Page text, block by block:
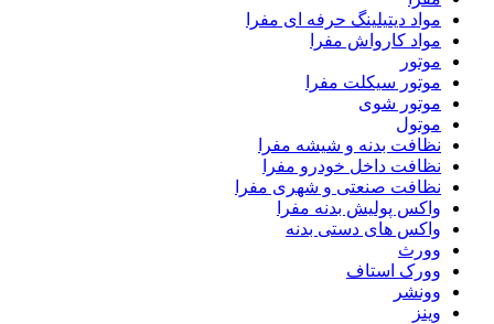
مواد دیتیلینگ حرفه ای مفرا
مواد کارواش مفرا
موتور
موتور سیکلت مفرا
موتور شوی
موتول
نظافت بدنه و شیشه مفرا
نظافت داخل خودرو مفرا
نظافت صنعتی و شهری مفرا
واکس پولیش بدنه مفرا
واکس های دستی بدنه
وورث
وورک استاف
وونشر
وینز